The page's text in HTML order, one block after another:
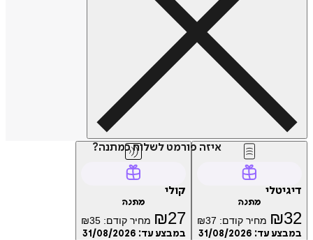
איזה פורמט לשלוח כמתנה?
דיגיטלי
מתנה
₪32 מחיר קודם: ₪37
במבצע עד: 31/08/2026
קולי
מתנה
₪27 מחיר קודם: ₪35
במבצע עד: 31/08/2026